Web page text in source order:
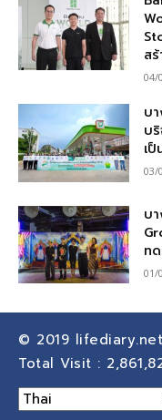
ส
04/
บ
บ
เ
03/
บ
ท
01/
© 2019 lifediary.net
Total Visit :